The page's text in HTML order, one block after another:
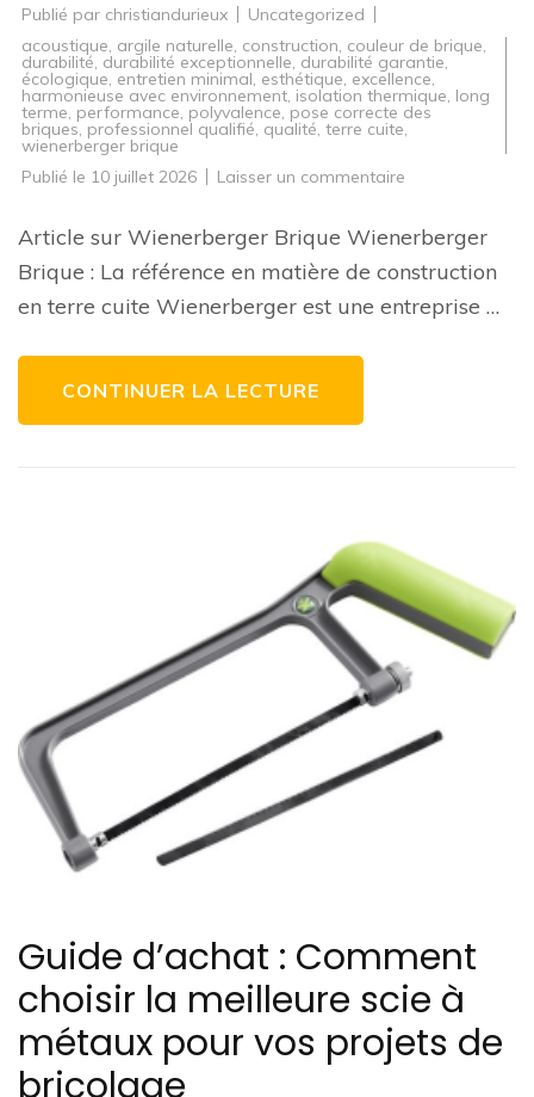
Publié par christiandurieux
Uncategorized
acoustique, argile naturelle, construction, couleur de brique,
durabilité, durabilité exceptionnelle, durabilité garantie,
écologique, entretien minimal, esthétique, excellence,
harmonieuse avec environnement, isolation thermique, long
terme, performance, polyvalence, pose correcte des
briques, professionnel qualifié, qualité, terre cuite,
wienerberger brique
Publié le 10 juillet 2026 Laisser un commentaire
L’excellence
la
en
terre
Article sur Wienerberger Brique Wienerberger
Brique : La référence en matière de construction
en terre cuite Wienerberger est une entreprise …
CONTINUER LA LECTURE
Guide d’achat : Comment
choisir la meilleure scie à
métaux pour vos projets de
bricolage